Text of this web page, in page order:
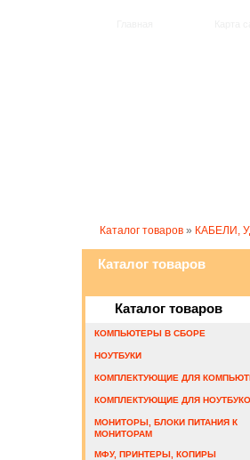
Каталог товаров » КАБЕЛИ,
Каталог товаров
Каталог товаров
КОМПЬЮТЕРЫ В СБОРЕ
НОУТБУКИ
КОМПЛЕКТУЮЩИЕ ДЛЯ
КОМПЛЕКТУЮЩИЕ ДЛЯ
МОНИТОРЫ, БЛОКИ ПИТАНИЯ К
МОНИТОРАМ
МФУ, ПРИНТЕРЫ, КОПИРЫ